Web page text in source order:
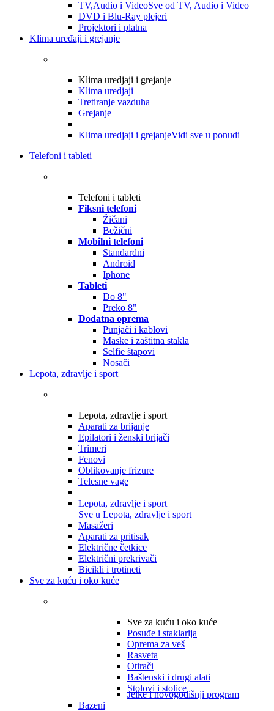
TV,Audio i VideoSve od TV, Audio i Video
DVD i Blu-Ray plejeri
Projektori i platna
Klima uređaji i grejanje
Klima uredjaji i grejanje
Klima uredjaji
Tretiranje vazduha
Grejanje
Klima uredjaji i grejanjeVidi sve u ponudi
Telefoni i tableti
Telefoni i tableti
Fiksni telefoni
Žičani
Bežični
Mobilni telefoni
Standardni
Android
Iphone
Tableti
Do 8"
Preko 8"
Dodatna oprema
Punjači i kablovi
Maske i zaštitna stakla
Selfie štapovi
Nosači
Lepota, zdravlje i sport
Lepota, zdravlje i sport
Aparati za brijanje
Epilatori i ženski brijači
Trimeri
Fenovi
Oblikovanje frizure
Telesne vage
Lepota, zdravlje i sport
Sve u Lepota, zdravlje i sport
Masažeri
Aparati za pritisak
Električne četkice
Električni prekrivači
Bicikli i trotineti
Sve za kuću i oko kuće
Sve za kuću i oko kuće
Posuđe i staklarija
Oprema za veš
Rasveta
Otirači
Baštenski i drugi alati
Stolovi i stolice
Jelke i novogodišnji program
Bazeni